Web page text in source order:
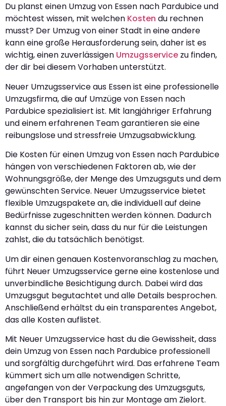
Du planst einen Umzug von Essen nach Pardubice und
möchtest wissen, mit welchen Kosten du rechnen
musst? Der Umzug von einer Stadt in eine andere
kann eine große Herausforderung sein, daher ist es
wichtig, einen zuverlässigen Umzugsservice zu finden,
der dir bei diesem Vorhaben unterstützt.
Neuer Umzugsservice aus Essen ist eine professionelle
Umzugsfirma, die auf Umzüge von Essen nach
Pardubice spezialisiert ist. Mit langjähriger Erfahrung
und einem erfahrenen Team garantieren sie eine
reibungslose und stressfreie Umzugsabwicklung.
Die Kosten für einen Umzug von Essen nach Pardubice
hängen von verschiedenen Faktoren ab, wie der
Wohnungsgröße, der Menge des Umzugsguts und dem
gewünschten Service. Neuer Umzugsservice bietet
flexible Umzugspakete an, die individuell auf deine
Bedürfnisse zugeschnitten werden können. Dadurch
kannst du sicher sein, dass du nur für die Leistungen
zahlst, die du tatsächlich benötigst.
Um dir einen genauen Kostenvoranschlag zu machen,
führt Neuer Umzugsservice gerne eine kostenlose und
unverbindliche Besichtigung durch. Dabei wird das
Umzugsgut begutachtet und alle Details besprochen.
Anschließend erhältst du ein transparentes Angebot,
das alle Kosten auflistet.
Mit Neuer Umzugsservice hast du die Gewissheit, dass
dein Umzug von Essen nach Pardubice professionell
und sorgfältig durchgeführt wird. Das erfahrene Team
kümmert sich um alle notwendigen Schritte,
angefangen von der Verpackung des Umzugsguts,
über den Transport bis hin zur Montage am Zielort.